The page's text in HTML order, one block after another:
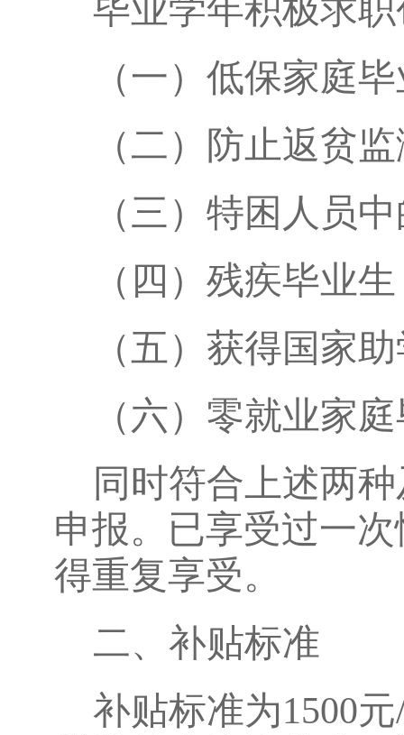
毕业学年积极求
（一）低保家庭
（二）防止返贫
（三）特困人员
（四）残疾毕业
（五）获得国家
（六）零就业家
同时符合上述两
申报。已享受过一
得重复享受。
二、补贴标准
补贴标准为1500